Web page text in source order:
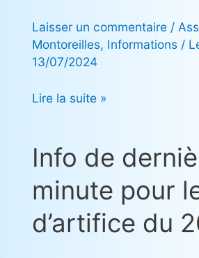
Laisser un commentaire /
Montoreilles, Informations/
13/07/2024
friture
ou
poulet,
dessert
Consultez
notre
page
Facebook.
Lire la suite »
Info de
minute pour
d’artifice du
Info
de
dernière
pour